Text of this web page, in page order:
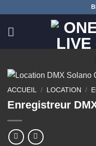
contenu
ACCUEIL / LOCATION /
Enregistreur